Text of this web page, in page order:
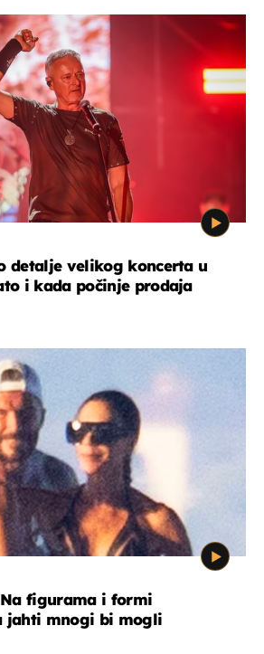
detalje velikog koncerta u
i kada počinje prodaja
figurama i formi
jahti mnogi bi mogli